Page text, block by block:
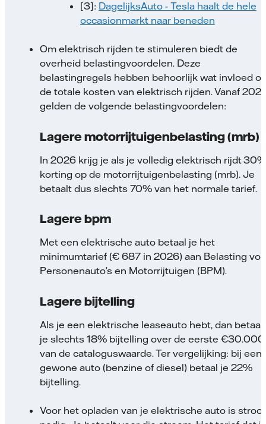
[3]: DagelijksAuto - Tesla haalt de hele
occasionmarkt naar beneden
Om elektrisch rijden te stimuleren biedt de
overheid belastingvoordelen. Deze
belastingregels hebben behoorlijk wat invloed
de totale kosten van elektrisch rijden. Vanaf
gelden de volgende belastingvoordelen:
Lagere motorrijtuigenbelasting (mrb)
In 2026 krijg je als je volledig elektrisch rijdt
korting op de motorrijtuigenbelasting (mrb). Je
betaalt dus slechts 70% van het normale tarief.
Lagere bpm
Met een elektrische auto betaal je het
minimumtarief (€ 687 in 2026) aan Belasting
Personenauto’s en Motorrijtuigen (BPM).
Lagere bijtelling
Als je een elektrische leaseauto hebt, dan betaal
je slechts 18% bijtelling over de eerste €30.000
van de cataloguswaarde. Ter vergelijking: bij een
gewone auto (benzine of diesel) betaal je 22%
bijtelling.
Voor het opladen van je elektrische auto is